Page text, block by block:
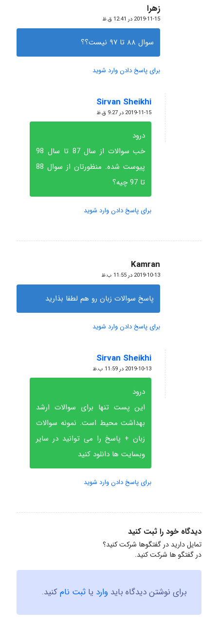
زهرا
گفته:
2019-11-15 در 12:41 ق.ظ
سوال ٨٨ تا ٩٧ نيست؟؟
برای پاسخ دادن وارد شوید
Sirvan Sheikhi
گفته:
2019-11-15 در 9:27 ق.ظ
درود
خب سوالات از سال 87 تا سال 98
پیوست شده. منظورتان از سوال 88
تا 97 چیه؟
برای پاسخ دادن وارد شوید
Kamran
گفته:
2019-10-13 در 11:55 ب.ظ
پاسخ سوالات زبان رو هم لطفا بذارید
برای پاسخ دادن وارد شوید
Sirvan Sheikhi
گفته:
2019-10-13 در 11:59 ب.ظ
درود
این پست تنها برای سوالات ارشد
بهداشت محیط است. نمونه سوالات
زبان + پاسخ را می توانید در سایر
وبسایت ها دانلود کنید
برای پاسخ دادن وارد شوید
دیدگاه خود را ثبت کنید
تمایل دارید در گفتگوها شرکت کنید؟
در گفتگو ها شرکت کنید.
برای نوشتن دیدگاه باید وارد یا ثبت نامکنید.